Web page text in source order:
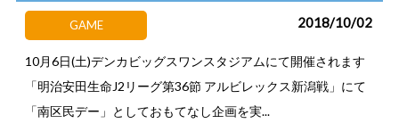
GAME 2018/10/02
10月6日(土)デンカビッグスワンスタジアムにて開催されます
「明治安田生命J2リーグ第36節 アルビレックス新潟戦」にて
「南区民デー」としておもてなし企画を実...